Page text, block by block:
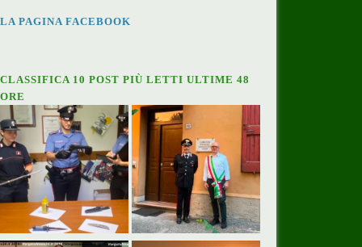
LA PAGINA FACEBOOK
CLASSIFICA 10 POST PIÙ LETTI ULTIME 48
ORE